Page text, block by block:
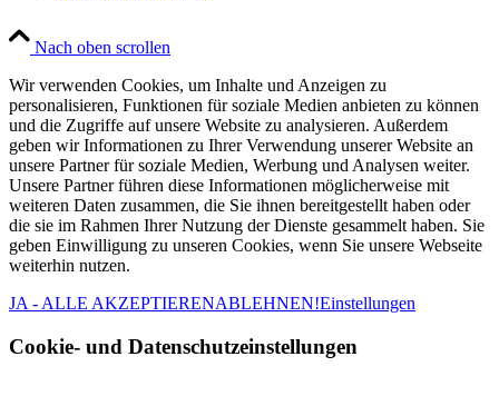
Nach oben scrollen
Wir verwenden Cookies, um Inhalte und Anzeigen zu
personalisieren, Funktionen für soziale Medien anbieten zu können
und die Zugriffe auf unsere Website zu analysieren. Außerdem
geben wir Informationen zu Ihrer Verwendung unserer Website an
unsere Partner für soziale Medien, Werbung und Analysen weiter.
Unsere Partner führen diese Informationen möglicherweise mit
weiteren Daten zusammen, die Sie ihnen bereitgestellt haben oder
die sie im Rahmen Ihrer Nutzung der Dienste gesammelt haben. Sie
geben Einwilligung zu unseren Cookies, wenn Sie unsere Webseite
weiterhin nutzen.
JA - ALLE AKZEPTIERENABLEHNEN!Einstellungen
Cookie- und Datenschutzeinstellungen